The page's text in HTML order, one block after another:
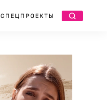
СПЕЦПРОЕКТЫ